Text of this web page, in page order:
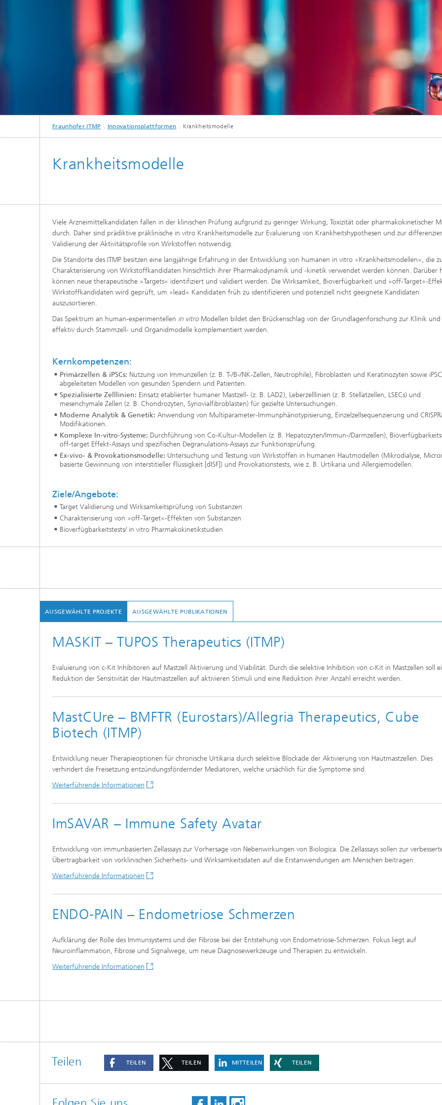
Fraunhofer ITMP Innovationsplattformen Krankheitsmodelle
Krankheitsmodelle
Viele Arzneimittelkandidaten fallen in der klinischen Prüfung aufgrund zu geringer Wirkung, Toxizität oder pharmakokinetischer
durch. Daher sind prädiktive präklinische in vitro Krankheitsmodelle zur Evaluierung von Krankheitshypothesen und zur
Validierung der Aktivitätsprofile von Wirkstoffen notwendig.
Die Standorte des ITMP besitzen eine langjährige Erfahrung in der Entwicklung von humanen in vitro »Krankheitsmodellen«, die
Charakterisierung von Wirkstoffkandidaten hinsichtlich ihrer Pharmakodynamik und -kinetik verwendet werden können. Darüber
können neue therapeutische »Targets« identifiziert und validiert werden. Die Wirksamkeit, Bioverfügbarkeit und »off-Target«-
Wirkstoffkandidaten wird geprüft, um »lead« Kandidaten früh zu identifizieren und potenziell nicht geeignete Kandidaten
auszusortieren.
Das Spektrum an human-experimentellen in vitroModellen bildet den Brückenschlag von der Grundlagenforschung zur Klinik und
effektiv durch Stammzell- und Organidmodelle komplementiert werden.
Kernkompetenzen:
Primärzellen & iPSCs: Nutzung von Immunzellen (z. B. T-/B-/NK-Zellen, Neutrophile), Fibroblasten und Keratinozyten sowie
abgeleiteten Modellen von gesunden Spendern und Patienten.
Spezialisierte Zelllinien: Einsatz etablierter humaner Mastzell- (z. B. LAD2), Leberzelllinien (z. B. Stellatzellen, LSECs) und
mesenchymale Zellen (z. B. Chondrozyten, Synovialfibroblasten) für gezielte Untersuchungen.
Moderne Analytik & Genetik: Anwendung von Multiparameter-Immunphänotypisierung, Einzelzellsequenzierung und
Modifikationen.
Komplexe In-vitro-Systeme: Durchführung von Co-Kultur-Modellen (z. B. Hepatozyten/Immun-/Darmzellen),
off-target Effekt-Assays und spezifischen Degranulations-Assays zur Funktionsprüfung.
Ex-vivo- & Provokationsmodelle: Untersuchung und Testung von Wirkstoffen in humanen Hautmodellen (Mikrodialyse,
basierte Gewinnung von interstitieller Flüssigkeit [dISF]) und Provokationstests, wie z. B. Urtikaria und Allergiemodellen.
Ziele/Angebote:
Target Validierung und Wirksamkeitsprüfung von Substanzen
Charakterisierung von »off-Target«-Effekten von Substanzen
Bioverfügbarkeitstests/ in vitro Pharmakokinetikstudien
AUSGEWÄHLTE PROJEKTE
MASKIT – TUPOS Therapeutics (ITMP)
Evaluierung von c-Kit Inhibitoren auf Mastzell Aktivierung und Viabilität. Durch die selektive Inhibition von c-Kit in Mastzellen soll
Reduktion der Sensitivität der Hautmastzellen auf aktivieren Stimuli und eine Reduktion ihrer Anzahl erreicht werden.
MastCUre – BMFTR (Eurostars)/Allegria Therapeutics, Cube
Biotech (ITMP)
Entwicklung neuer Therapieoptionen für chronische Urtikaria durch selektive Blockade der Aktivierung von Hautmastzellen. Dies
verhindert die Freisetzung entzündungsfördernder Mediatoren, welche ursächlich für die Symptome sind.
Weiterführende Informationen
ImSAVAR – Immune Safety Avatar
Entwicklung von immunbasierten Zellassays zur Vorhersage von Nebenwirkungen von Biologica. Die Zellassays sollen zur
Übertragbarkeit von vorklinischen Sicherheits- und Wirksamkeitsdaten auf die Erstanwendungen am Menschen beitragen.
Weiterführende Informationen
ENDO-PAIN – Endometriose Schmerzen
Aufklärung der Rolle des Immunsystems und der Fibrose bei der Entstehung von Endometriose-Schmerzen. Fokus liegt auf
Neuroinflammation, Fibrose und Signalwege, um neue Diagnosewerkzeuge und Therapien zu entwickeln.
Weiterführende Informationen
AUSGEWÄHLTE PUBLIKATIONEN
Teilen TEILEN TEILEN MITTEILEN TEILEN